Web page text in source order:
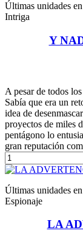
Últimas unidades
Intriga
Y
A pesar de todos
Sabía que era un
idea de
proyectos de miles
pentágono lo
gran reputación
Últimas unidades
Espionaje
LA